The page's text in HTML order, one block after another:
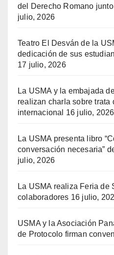
del Derecho Romano
julio, 2026
Teatro El Desván de la
dedicación de sus
17 julio, 2026
La USMA y la embajada
realizan charla sobre trata
internacional
16 julio, 2026
La USMA presenta libro
conversación necesaria”
julio, 2026
La USMA realiza Feria de
colaboradores 16 julio,
USMA y la Asociación
de Protocolo firman